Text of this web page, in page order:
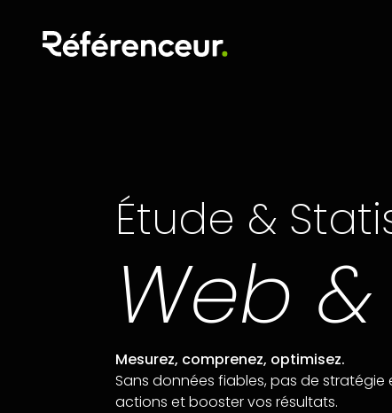
Étude &
Web &
Mesurez, comprenez, optimisez.
Sans données fiables, pas de
actions et booster vos résultats.